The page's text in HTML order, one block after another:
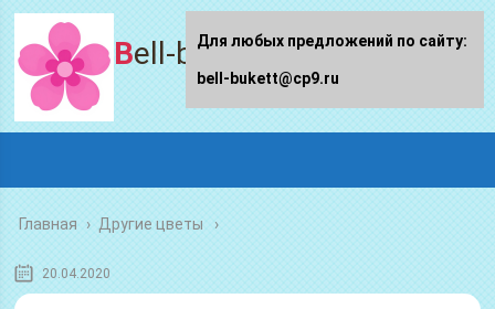
Bell-bukett.ru
Главная › Другие цветы
20.04.2020
Для любых предложений по сайту:
bell-bukett@cp9.ru